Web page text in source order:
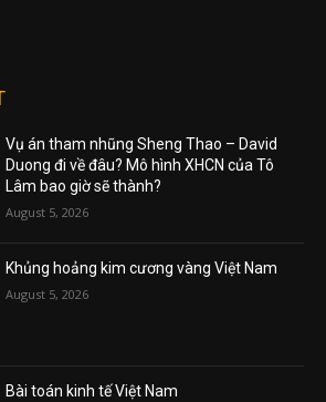
Vụ án tham nhũng Sheng Thao – David
Duong đi về đâu? Mô hình XHCN của Tô
Lâm bao giờ sẽ thành?
August 5, 2026
Khủng hoảng kim cương vàng Việt Nam
August 5, 2026
Bài toán kinh tế Việt Nam